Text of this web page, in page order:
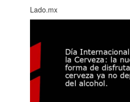
Lado.mx